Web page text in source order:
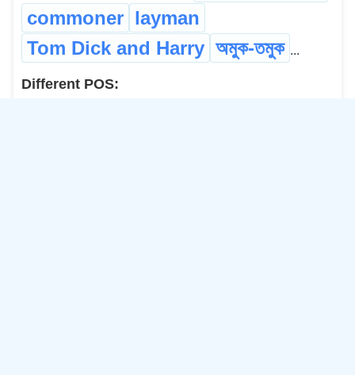
commoner layman
Tom Dick and Harry অমুক-তমুক ...
Different POS: